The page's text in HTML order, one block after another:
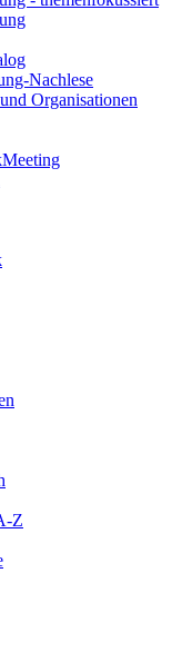
Nachlese
Organisationen
Z